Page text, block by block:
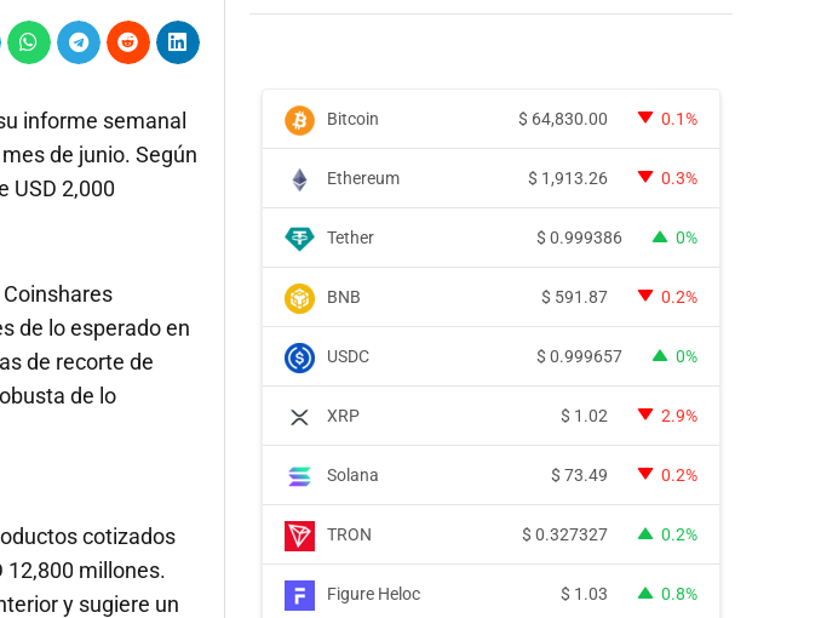
informe semanal
de junio. Según
USD 2,000
de lo esperado en
de recorte de
de lo
cotizados
12,800 millones.
y sugiere un
Bitcoin $ 64,830.00 0.1%
Ethereum $ 1,913.26 0.3%
Tether $ 0.999386 0%
BNB $ 591.87 0.2%
USDC $ 0.999657 0%
XRP $ 1.02 2.9%
Solana $ 73.49 0.2%
TRON $ 0.327327 0.2%
Figure Heloc $ 1.03 0.8%